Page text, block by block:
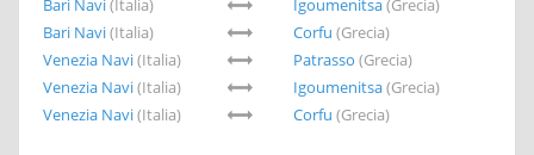
Bari Navi(Italia) Igoumenitsa(Grecia)
Bari Navi(Italia) Corfu (Grecia)
Venezia Navi(Italia) Patrasso (Grecia)
Venezia Navi(Italia) Igoumenitsa(Grecia)
Venezia Navi(Italia) Corfu (Grecia)